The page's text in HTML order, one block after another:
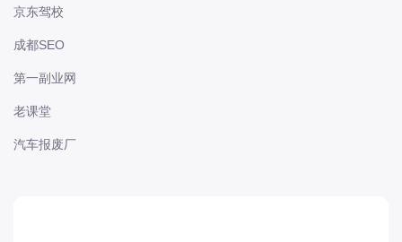
比亚迪-海外版
比亚迪商用车
比速
创维
京东驾校
成都SEO
第一副业网
老课堂
汽车报废厂